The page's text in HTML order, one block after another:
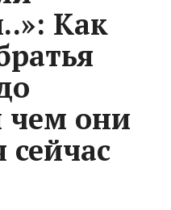
Кaк
чeм они
ceйчac